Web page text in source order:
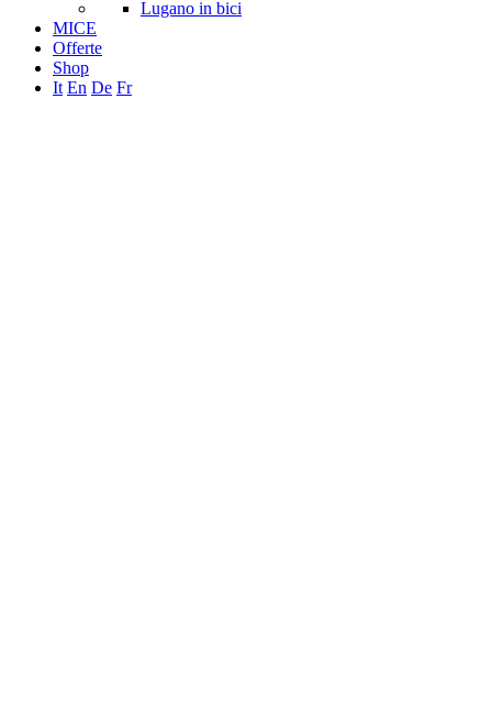
Lugano in bici
MICE
Offerte
Shop
It En De Fr